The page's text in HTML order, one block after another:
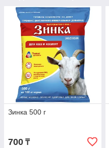
Зинка 500 г
700 ₸